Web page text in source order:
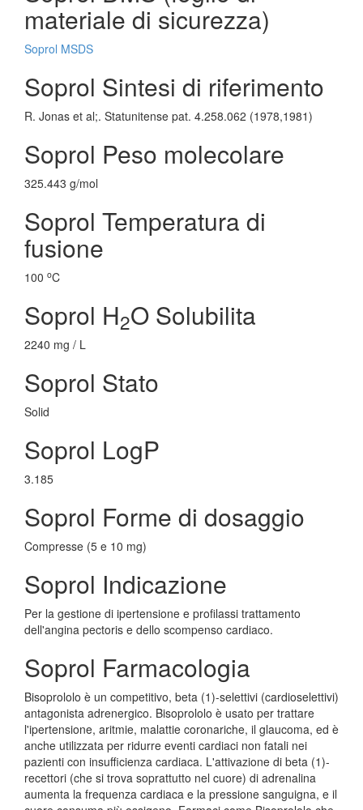
materiale di sicurezza)
Soprol MSDS
Soprol Sintesi di riferimento
R. Jonas et al;. Statunitense pat. 4.258.062 (1978,1981)
Soprol Peso molecolare
325.443 g/mol
Soprol Temperatura di
fusione
100 oC
Soprol H2O Solubilita
2240 mg / L
Soprol Stato
Solid
Soprol LogP
3.185
Soprol Forme di dosaggio
Compresse (5 e 10 mg)
Soprol Indicazione
Per la gestione di ipertensione e profilassi trattamento
dell'angina pectoris e dello scompenso cardiaco.
Soprol Farmacologia
Bisoprololo è un competitivo, beta (1)-selettivi (cardioselettivi)
antagonista adrenergico. Bisoprololo è usato per trattare
l'ipertensione, aritmie, malattie coronariche, il glaucoma, ed è
anche utilizzata per ridurre eventi cardiaci non fatali nei
pazienti con insufficienza cardiaca. L'attivazione di beta (1)-
recettori (che si trova soprattutto nel cuore) di adrenalina
aumenta la frequenza cardiaca e la pressione sanguigna, e il